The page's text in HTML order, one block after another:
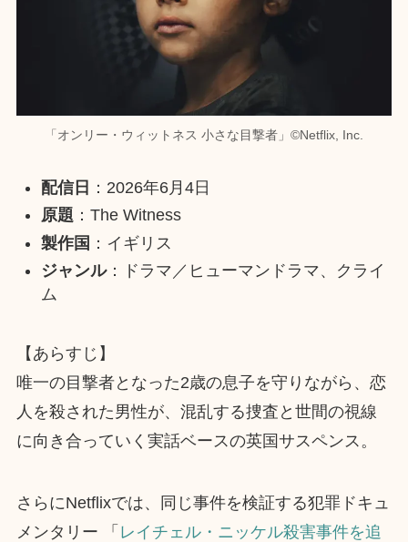
「オンリー・ウィットネス 小さな目撃者」©︎Netflix, Inc.
配信日 ：2026年6月4日
原題 ：The Witness
製作国 ：イギリス
ジャンル：ドラマ／ヒューマンドラマ、クライ
ム
【あらすじ】
唯一の目撃者となった2歳の息子を守りながら、恋
人を殺された男性が、混乱する捜査と世間の視線
に向き合っていく実話ベースの英国サスペンス。
さらにNetflixでは、同じ事件を検証する犯罪ドキュ
メンタリー 「 レイチェル・ニッケル殺害事件を追